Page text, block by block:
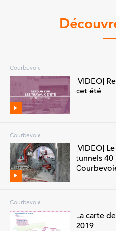
Courbevoie
[VIDEO]
cet été
Courbevoie
[VIDEO]
tunnels 40
Courbevoie
La carte
2019